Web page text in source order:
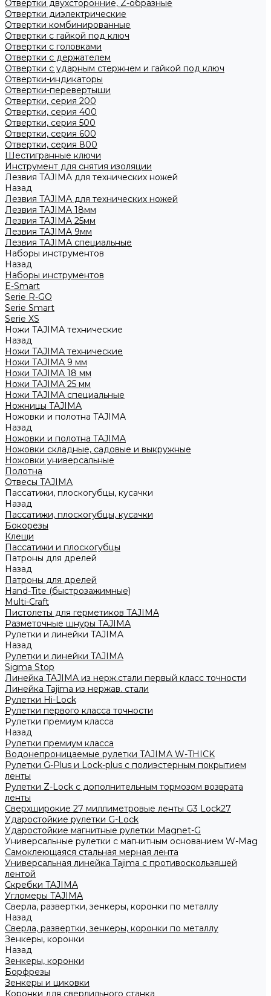
Отвертки двухсторонние, Z-образные
Отвертки диэлектрические
Отвертки комбинированные
Отвертки с гайкой под ключ
Отвертки с головками
Отвертки с держателем
Отвертки с ударным стержнем и гайкой под ключ
Отвертки-индикаторы
Отвертки-перевертыши
Отвертки, серия 200
Отвертки, серия 400
Отвертки, серия 500
Отвертки, серия 600
Отвертки, серия 800
Шестигранные ключи
Инструмент для снятия изоляции
Лезвия TAJIMA для технических ножей
Назад
Лезвия TAJIMA для технических ножей
Лезвия TAJIMA 18мм
Лезвия TAJIMA 25мм
Лезвия TAJIMA 9мм
Лезвия TAJIMA специальные
Наборы инструментов
Назад
Наборы инструментов
E-Smart
Serie R-GO
Serie Smart
Serie XS
Ножи TAJIMA технические
Назад
Ножи TAJIMA технические
Ножи TAJIMA 9 мм
Ножи TAJIMA 18 мм
Ножи TAJIMA 25 мм
Ножи TAJIMA специальные
Ножницы TAJIMA
Ножовки и полотна TAJIMA
Назад
Ножовки и полотна TAJIMA
Ножовки складные, садовые и выкружные
Ножовки универсальные
Полотна
Отвесы TAJIMA
Пассатижи, плоскогубцы, кусачки
Назад
Пассатижи, плоскогубцы, кусачки
Бокорезы
Клещи
Пассатижи и плоскогубцы
Патроны для дрелей
Назад
Патроны для дрелей
Hand-Tite (быстрозажимные)
Multi-Craft
Пистолеты для герметиков TAJIMA
Разметочные шнуры TAJIMA
Рулетки и линейки TAJIMA
Назад
Рулетки и линейки TAJIMA
Sigma Stop
Линейка TAJIMA из нерж.стали первый класс точности
Линейка Tajima из нержав. стали
Рулетки Hi-Lock
Рулетки первого класса точности
Рулетки премиум класса
Назад
Рулетки премиум класса
Водонепроницаемые рулетки TAJIMA W-THICK
Рулетки G-Plus и Lock-plus с полиэстерным покрытием
ленты
Рулетки Z-Lock с дополнительным тормозом возврата
ленты
Сверхширокие 27 миллиметровые ленты G3 Lock27
Ударостойкие рулетки G-Lock
Ударостойкие магнитные рулетки Magnet-G
Универсальные рулетки с магнитным основанием W-Mag
Самоклеющаяся стальная мерная лента
Универсальная линейка Tajima с противоскользящей
лентой
Скребки TAJIMA
Угломеры TAJIMA
Сверла, развертки, зенкеры, коронки по металлу
Назад
Сверла, развертки, зенкеры, коронки по металлу
Зенкеры, коронки
Назад
Зенкеры, коронки
Борфрезы
Зенкеры и циковки
Коронки для сверлильного станка